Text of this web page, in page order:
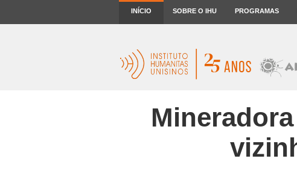
INÍCIO SOBRE O IHU PROGRAMAS